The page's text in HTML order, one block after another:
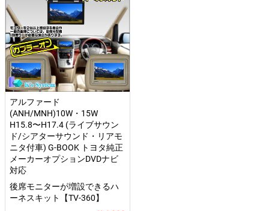
アルファード
(ANH/MNH)10W・15W
H15.8〜H17.4 (ライブサウン
ド/シアターサウンド・リアモ
ニタ付車) G-BOOK トヨタ純正
メーカーオプションDVDナビ
対応
後席モニターが増設できるハ
ーネスキット【TV-360】